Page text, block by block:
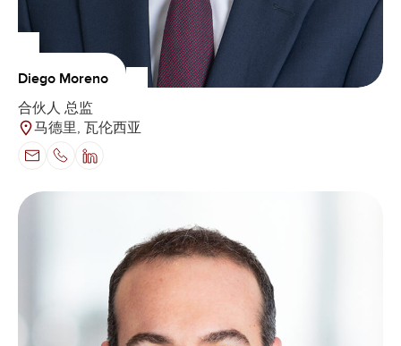
Diego Moreno
合伙人 总监
马德里, 瓦伦西亚